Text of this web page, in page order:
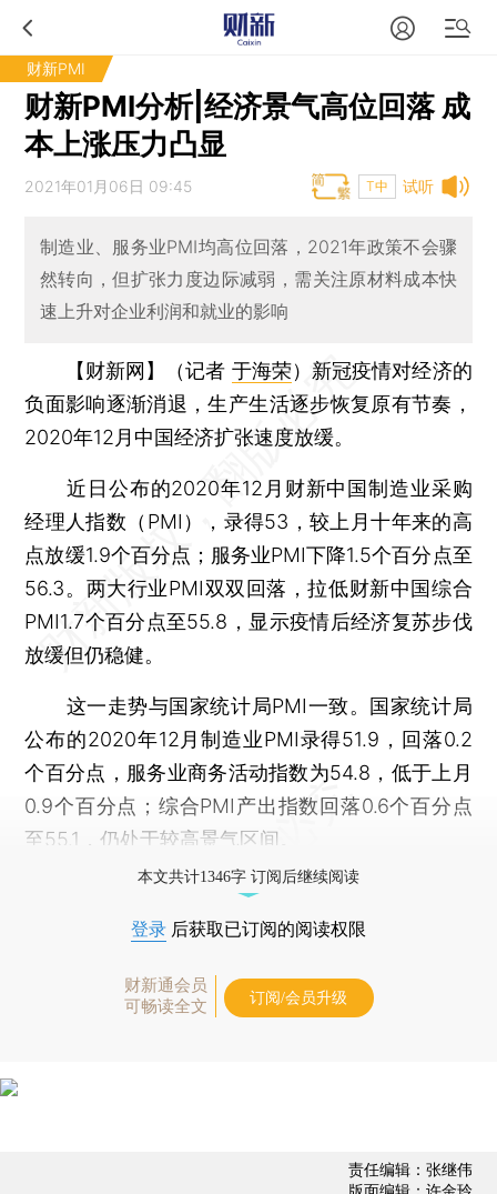
财新PMI
财新PMI分析|经济景气高位回落 成
本上涨压力凸显
试听
2021年01月06日 09:45 T中
制造业、服务业PMI均高位回落，2021年政策不会骤
然转向，但扩张力度边际减弱，需关注原材料成本快
速上升对企业利润和就业的影响
【财新网】（记者 于海荣） 新冠疫情对经济的
负面影响逐渐消退，生产生活逐步恢复原有节奏，
2020年12月中国经济扩张速度放缓。
近日公布的2020年12月财新中国制造业采购
经理人指数（PMI），录得53，较上月十年来的高
点放缓1.9个百分点；服务业PMI下降1.5个百分点至
56.3。两大行业PMI双双回落，拉低财新中国综合
PMI1.7个百分点至55.8，显示疫情后经济复苏步伐
放缓但仍稳健。
这一走势与国家统计局PMI一致。国家统计局
公布的2020年12月制造业PMI录得51.9，回落0.2
个百分点，服务业商务活动指数为54.8，低于上月
0.9个百分点；综合PMI产出指数回落0.6个百分点
至55.1，仍处于较高景气区间。
本文共计1346字 订阅后继续阅读
登录 后获取已订阅的阅读权限
财新通会员
可畅读全文
订阅/会员升级
责任编辑：张继伟